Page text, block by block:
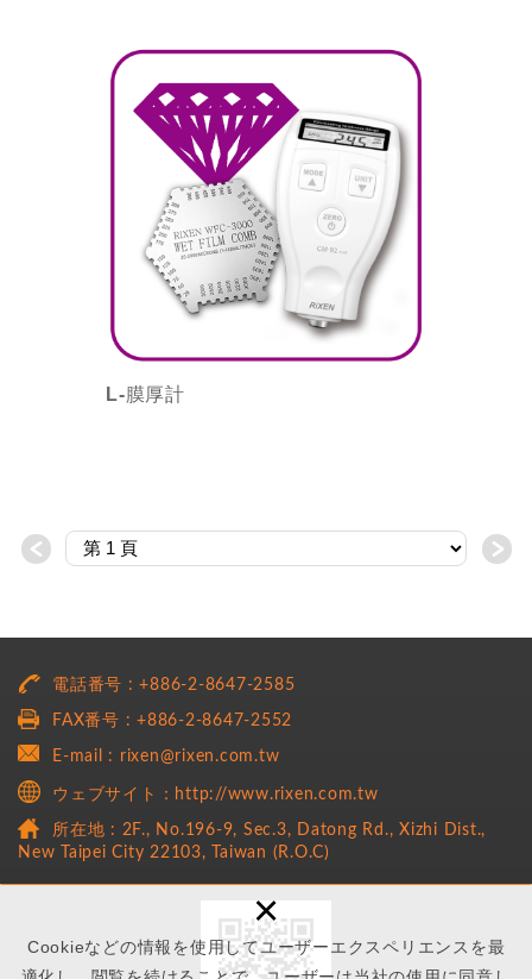
Cookieなどの情報を使用してユーザーエクスペリエンスを最
×
L-膜厚計
＜ ＞
電話番号 : +886-2-8647-2585
FAX番号 : +886-2-8647-2552
E-mail : rixen@rixen.com.tw
ウェブサイト：http://www.rixen.com.tw
所在地 : 2F., No.196-9, Sec.3, Datong Rd., Xizhi Dist.,
New Taipei City 22103, Taiwan (R.O.C)